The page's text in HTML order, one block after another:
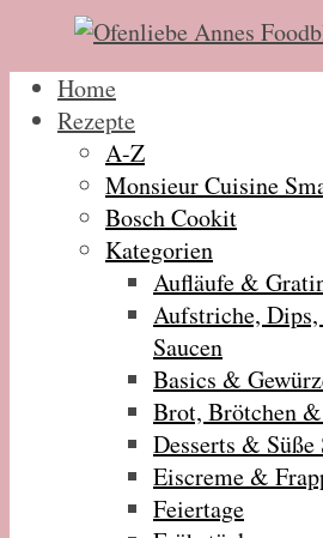
Home
Rezepte
A-Z
Monsieur Cuisine
Bosch Cookit
Kategorien
Aufläufe &
Aufstriche,
Saucen
Basics &
Brot, Brötchen
Desserts & Süße
Eiscreme &
Feiertage